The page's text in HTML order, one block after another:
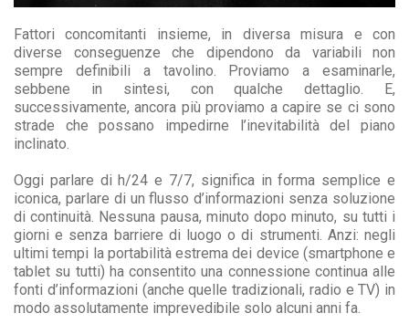
Fattori concomitanti insieme, in diversa misura e con
diverse conseguenze che dipendono da variabili non
sempre definibili a tavolino. Proviamo a esaminarle,
sebbene in sintesi, con qualche dettaglio. E,
successivamente, ancora più proviamo a capire se ci sono
strade che possano impedirne l’inevitabilità del piano
inclinato.
Oggi parlare di h/24 e 7/7, significa in forma semplice e
iconica, parlare di un flusso d’informazioni senza soluzione
di continuità. Nessuna pausa, minuto dopo minuto, su tutti i
giorni e senza barriere di luogo o di strumenti. Anzi: negli
ultimi tempi la portabilità estrema dei device (smartphone e
tablet su tutti) ha consentito una connessione continua alle
fonti d’informazioni (anche quelle tradizionali, radio e TV) in
modo assolutamente imprevedibile solo alcuni anni fa.